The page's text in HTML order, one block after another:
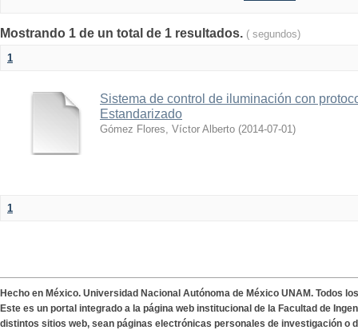
Mostrando 1 de un total de 1 resultados. ( segundos)
1
Sistema de control de iluminación con
Estandarizado
Gómez Flores, Víctor Alberto (2014-07-01)
1
Hecho en México. Universidad Nacional Autónoma de México UNAM. Todos
Este es un portal integrado a la página web institucional de la Facultad de
distintos sitios web, sean páginas electrónicas personales de investigación o